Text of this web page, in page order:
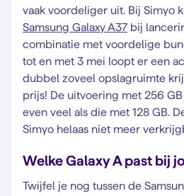
vaak voordeliger uit. Bij Simyo
Samsung Galaxy A37bij
combinatie met voordelige
tot en met 3 mei loopt er een
dubbel zoveel opslagruimte
prijs! De uitvoering met 256
even veel als die met 128 GB.
Simyo helaas niet meer
Welke Galaxy A past bij
Twijfel je nog tussen de